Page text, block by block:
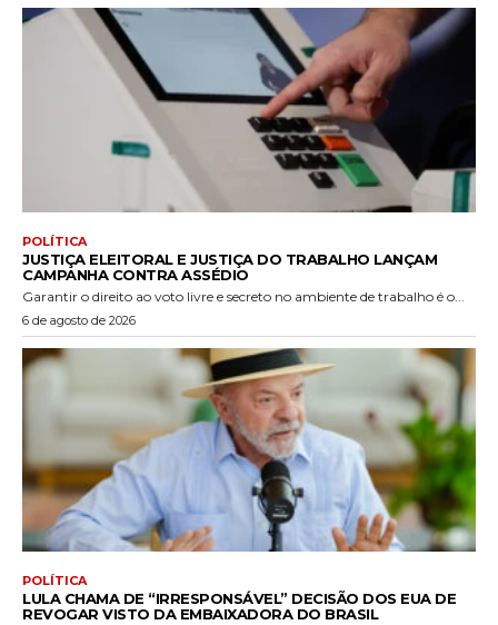
POLÍTICA
JUSTIÇA ELEITORAL E JUSTIÇA DO TRABALHO LANÇAM
CAMPANHA CONTRA ASSÉDIO
Garantir o direito ao voto livre e secreto no ambiente de trabalho é o...
6 de agosto de 2026
POLÍTICA
LULA CHAMA DE “IRRESPONSÁVEL” DECISÃO DOS EUA DE
REVOGAR VISTO DA EMBAIXADORA DO BRASIL